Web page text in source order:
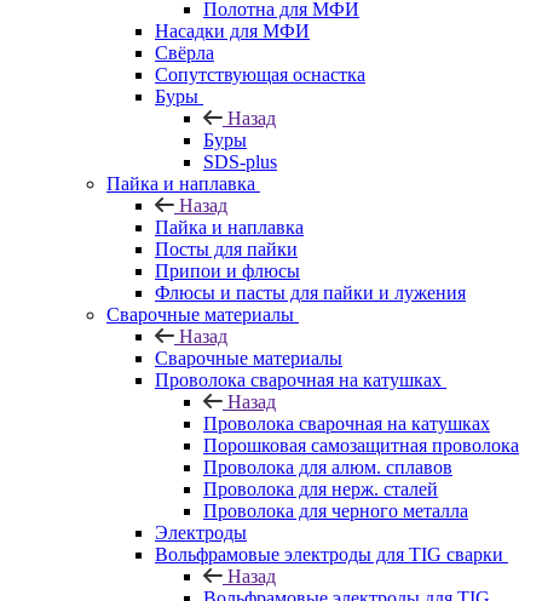
Полотна для МФИ
Насадки для МФИ
Свёрла
Сопутствующая оснастка
Буры
Назад
Буры
SDS-plus
Пайка и наплавка
Назад
Пайка и наплавка
Посты для пайки
Припои и флюсы
Флюсы и пасты для пайки и лужения
Сварочные материалы
Назад
Сварочные материалы
Проволока сварочная на катушках
Назад
Проволока сварочная на катушках
Порошковая самозащитная проволока
Проволока для алюм. сплавов
Проволока для нерж. сталей
Проволока для черного металла
Электроды
Вольфрамовые электроды для TIG сварки
Назад